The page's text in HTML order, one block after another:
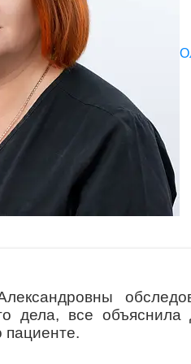
дела, все объяснила
пациенте.